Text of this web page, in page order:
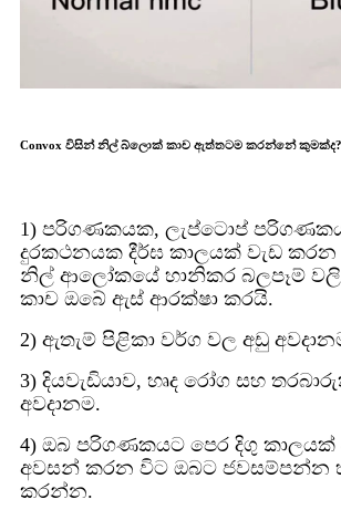
Convox විසින් නිල් බ්ලොක් කාච ඇත්තටම කරන්නේ කුමක්ද?
1) පරිගණකයක, ලැප්ටොප්
දුරකථනයක දීර්ඝ කාලයක් වැඩ කරන
නිල් ආලෝකයේ හානිකර බලපෑම්
කාච ඔබේ ඇස් ආරක්ෂා කරයි.
2) ඇතැම් පිළිකා වර්ග වල අඩු
3) දියවැඩියාව, හෘද රෝග සහ
අවදානම.
4) ඔබ පරිගණකයට පෙර දිගු කාලයක්
අවසන් කරන විට ඔබට ජවසම්පන්න
කරන්න.